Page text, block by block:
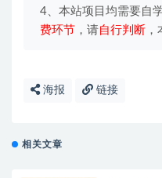
4、本站项目均需要自
费环节 ，请自行判断
海报 链接
相关文章